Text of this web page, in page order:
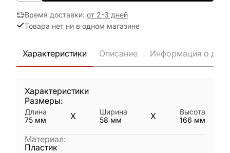
Время доставки: от 2-3 дней
Товара нет ни в одном магазине
Характеристики Описание Информация о
Характеристики
Размеры:
Длина
75 мм X
Ширина
58 мм X
Высота
166 мм
Материал:
Пластик